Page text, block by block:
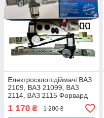
Електросклопідіймачі ВАЗ
2109, ВАЗ 21099, ВАЗ
2114, ВАЗ 2115 Форвард
комплект
1 170 ₴ 1 200 ₴